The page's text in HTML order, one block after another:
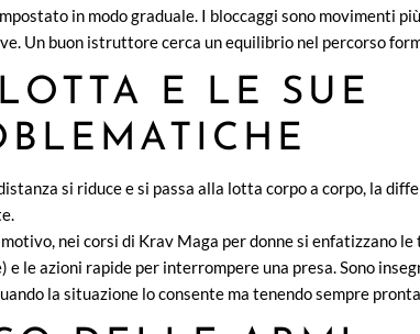
in modo graduale. I bloccaggi sono movimenti
Un buon istruttore cerca un equilibrio nel percorso
E LE SUE
si riduce e si passa alla lotta corpo a corpo, la
nei corsi di Krav Maga per donne si enfatizzano
le azioni rapide per interrompere una presa. Sono
la situazione lo consente ma tenendo sempre